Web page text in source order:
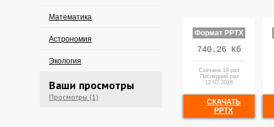
Математика
Астрономия
Экология
Ваши просмотры
Просмотры (1)
Формат PPTX
740.26 Кб
Скачана 19 раз
Последний раз
12.07.2026
СКАЧАТЬ
PPTX